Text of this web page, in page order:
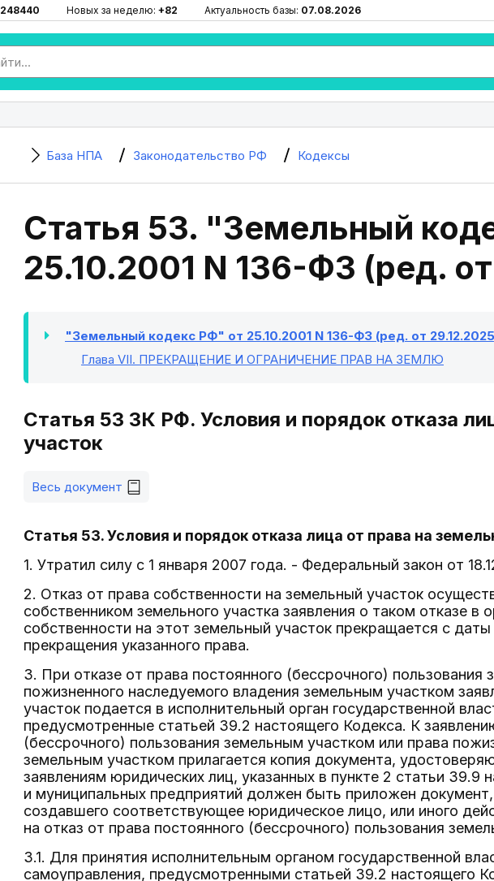
248440 Новых за неделю: +82 Актуальность базы: 07.08.2026
База НПА Законодательство РФ Кодексы
Статья 53. "Земельный
25.10.2001 N 136-ФЗ (ред.
"Земельный кодекс РФ" от 25.10.2001 N 136-ФЗ (ред. от
Глава VII. ПРЕКРАЩЕНИЕ И ОГРАНИЧЕНИЕ ПРАВ НА ЗЕМЛЮ
Статья 53 ЗК РФ. Условия и порядок отказа
участок
Весь документ
Статья 53. Условия и порядок отказа лица от права на
1. Утратил силу с 1 января 2007 года. - Федеральный закон от
2. Отказ от права собственности на земельный участок
собственником земельного участка заявления о таком отказе в
собственности на этот земельный участок прекращается с даты
прекращения указанного права.
3. При отказе от права постоянного (бессрочного) пользования
пожизненного наследуемого владения земельным участком
участок подается в исполнительный орган государственной
предусмотренные статьей 39.2 настоящего Кодекса. К
(бессрочного) пользования земельным участком или права
земельным участком прилагается копия документа,
заявлениям юридических лиц, указанных в пункте 2 статьи 39.9
и муниципальных предприятий должен быть приложен
создавшего соответствующее юридическое лицо, или иного
на отказ от права постоянного (бессрочного) пользования
3.1. Для принятия исполнительным органом государственной
самоуправления, предусмотренными статьей 39.2 настоящего